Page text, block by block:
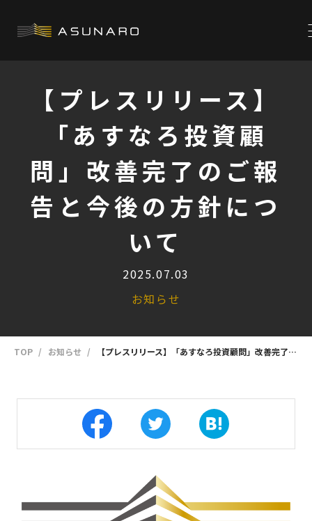
【プレスリリース】
「あすなろ投資顧
問」改善完了のご報
告と今後の方針につ
いて
2025.07.03
お知らせ
TOP お知らせ 【プレスリリース】「あすなろ投資顧問」改善完了のご報告と今後の方針について